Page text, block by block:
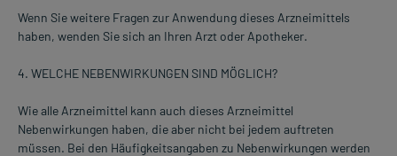
Wenn Sie weitere Fragen zur Anwendung dieses Arzneimittels
haben, wenden Sie sich an Ihren Arzt oder Apotheker.
4. WELCHE NEBENWIRKUNGEN SIND MÖGLICH?
Wie alle Arzneimittel kann auch dieses Arzneimittel
Nebenwirkungen haben, die aber nicht bei jedem auftreten
müssen. Bei den Häufigkeitsangaben zu Nebenwirkungen werden